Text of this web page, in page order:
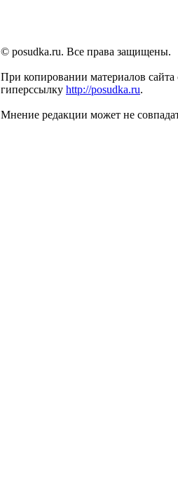
© posudka.ru. Все права защищены.
При копировании материалов сайта
гиперссылку http://posudka.ru.
Мнение редакции может не